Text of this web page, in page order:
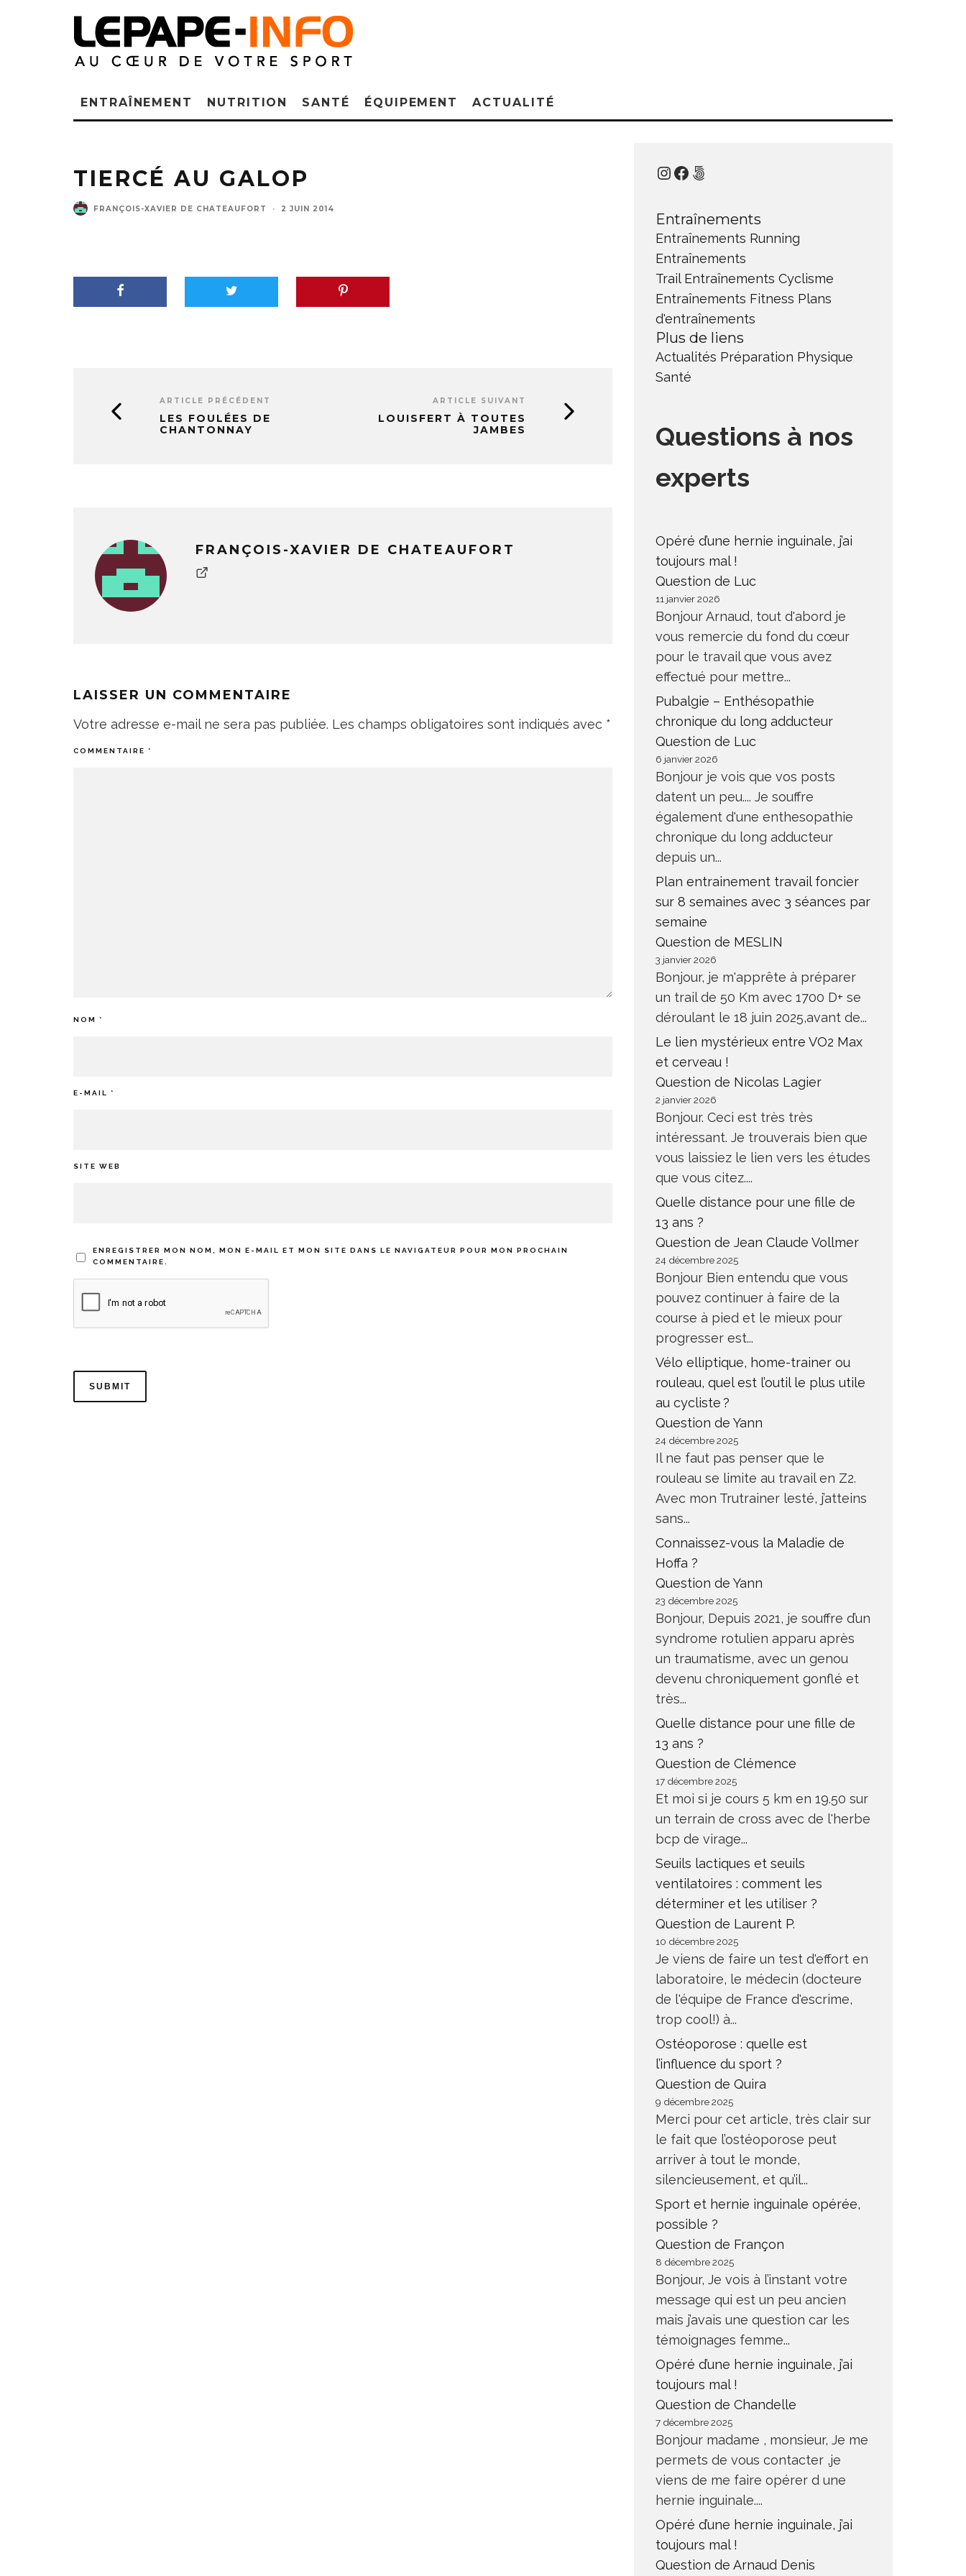
ENTRAÎNEMENT NUTRITION SANTÉ ÉQUIPEMENT ACTUALITÉ
TIERCÉ AU GALOP
FRANÇOIS-XAVIER DE CHATEAUFORT · 2 JUIN 2014
ARTICLE PRÉCÉDENT
LES FOULÉES DE
CHANTONNAY
ARTICLE SUIVANT
LOUISFERT À TOUTES
JAMBES
FRANÇOIS-XAVIER DE CHATEAUFORT
LAISSER UN COMMENTAIRE
Votre adresse e-mail ne sera pas publiée. Les champs obligatoires sont indiqués avec *
COMMENTAIRE *
NOM *
E-MAIL *
SITE WEB
ENREGISTRER MON NOM, MON E-MAIL ET MON SITE DANS LE NAVIGATEUR POUR MON PROCHAIN
COMMENTAIRE.
Instagram
Facebook
500px
Entraînements
Entraînements Running
Entraînements
Trail Entraînements Cyclisme
Entraînements Fitness Plans
d'entraînements
Plus de liens
Actualités Préparation Physique
Santé
Questions à nos
experts
Opéré d’une hernie inguinale, j’ai
toujours mal !
Question de Luc
11 janvier 2026
Bonjour Arnaud, tout d'abord je
vous remercie du fond du cœur
pour le travail que vous avez
effectué pour mettre...
Pubalgie – Enthésopathie
chronique du long adducteur
Question de Luc
6 janvier 2026
Bonjour je vois que vos posts
datent un peu.... Je souffre
également d'une enthesopathie
chronique du long adducteur
depuis un...
Plan entrainement travail foncier
sur 8 semaines avec 3 séances par
semaine
Question de MESLIN
3 janvier 2026
Bonjour, je m'apprête à préparer
un trail de 50 Km avec 1700 D+ se
déroulant le 18 juin 2025,avant de...
Le lien mystérieux entre VO2 Max
et cerveau !
Question de Nicolas Lagier
2 janvier 2026
Bonjour. Ceci est très très
intéressant. Je trouverais bien que
vous laissiez le lien vers les études
que vous citez....
Quelle distance pour une fille de
13 ans ?
Question de Jean Claude Vollmer
24 décembre 2025
Bonjour Bien entendu que vous
pouvez continuer à faire de la
course à pied et le mieux pour
progresser est...
Vélo elliptique, home-trainer ou
rouleau, quel est l’outil le plus utile
au cycliste ?
Question de Yann
24 décembre 2025
Il ne faut pas penser que le
rouleau se limite au travail en Z2.
Avec mon Trutrainer lesté, j’atteins
sans...
Connaissez-vous la Maladie de
Hoffa ?
Question de Yann
23 décembre 2025
Bonjour, Depuis 2021, je souffre d’un
syndrome rotulien apparu après
un traumatisme, avec un genou
devenu chroniquement gonflé et
très...
Quelle distance pour une fille de
13 ans ?
Question de Clémence
17 décembre 2025
Et moi si je cours 5 km en 19.50 sur
un terrain de cross avec de l'herbe
bcp de virage...
Seuils lactiques et seuils
ventilatoires : comment les
déterminer et les utiliser ?
Question de Laurent P.
10 décembre 2025
Je viens de faire un test d'effort en
laboratoire, le médecin (docteure
de l'équipe de France d'escrime,
trop cool!) à...
Ostéoporose : quelle est
l’influence du sport ?
Question de Quira
9 décembre 2025
Merci pour cet article, très clair sur
le fait que l’ostéoporose peut
arriver à tout le monde,
silencieusement, et qu’il...
Sport et hernie inguinale opérée,
possible ?
Question de Françon
8 décembre 2025
Bonjour, Je vois à l’instant votre
message qui est un peu ancien
mais j’avais une question car les
témoignages femme...
Opéré d’une hernie inguinale, j’ai
toujours mal !
Question de Chandelle
7 décembre 2025
Bonjour madame , monsieur, Je me
permets de vous contacter ,je
viens de me faire opérer d une
hernie inguinale....
Opéré d’une hernie inguinale, j’ai
toujours mal !
Question de Arnaud Denis